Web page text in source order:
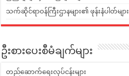
သက်ဆိုင်ရာဝန်ကြီးဌာနများ၏ ဖုန်းနံပါတ်များ
ဦးစားပေးစီမံချက်များ
တည်ဆောက်ရေးလုပ်ငန်းများ